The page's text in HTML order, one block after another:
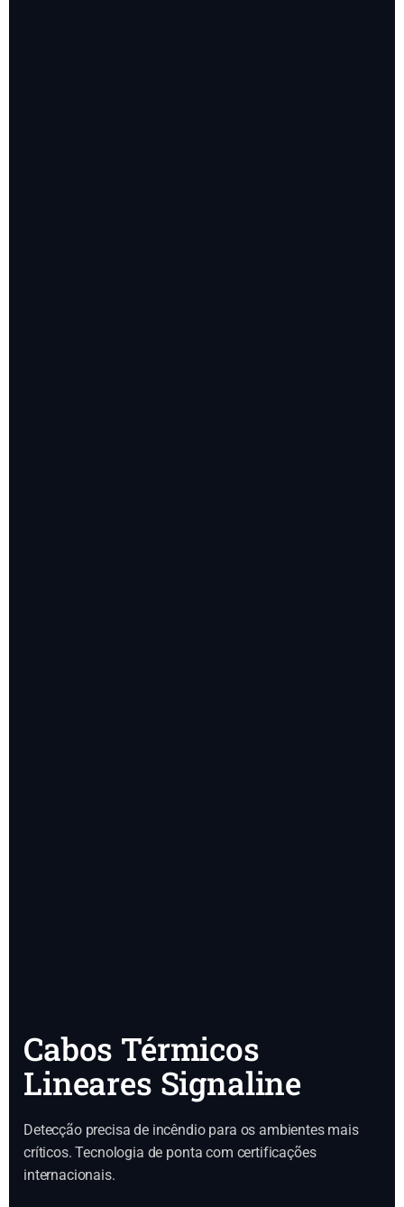
Cabos Térmicos
Lineares Signaline
Detecção precisa de incêndio para os ambientes mais
críticos. Tecnologia de ponta com certificações
internacionais.